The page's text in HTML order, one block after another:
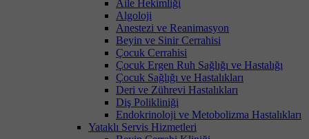
Aile Hekimliği
Algoloji
Anestezi ve Reanimasyon
Beyin ve Sinir Cerrahisi
Çocuk Cerrahisi
Çocuk Ergen Ruh Sağlığı ve Hastalığı
Çocuk Sağlığı ve Hastalıkları
Deri ve Zührevi Hastalıkları
Diş Polikliniği
Endokrinoloji ve Metobolizma Hastalıkları
Yataklı Servis Hizmetleri